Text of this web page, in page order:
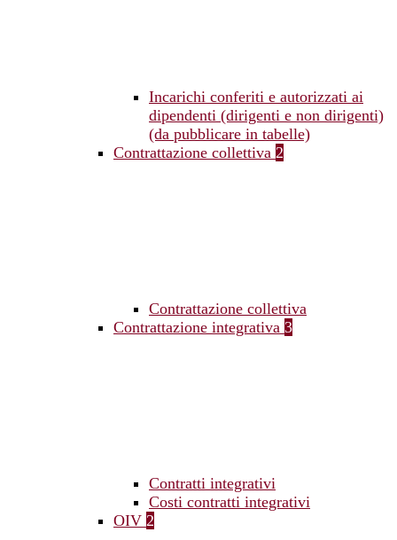
Incarichi conferiti e autorizzati ai
dipendenti (dirigenti e non dirigenti)
(da pubblicare in tabelle)
Contrattazione collettiva 2
Contrattazione collettiva
Contrattazione integrativa 3
Contratti integrativi
Costi contratti integrativi
OIV 2